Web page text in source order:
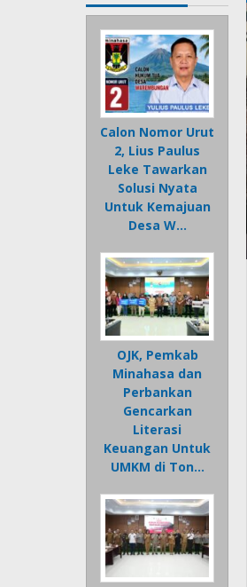
Calon Nomor Urut
2, Lius Paulus
Leke Tawarkan
Solusi Nyata
Untuk Kemajuan
Desa W…
OJK, Pemkab
Minahasa dan
Perbankan
Gencarkan
Literasi
Keuangan Untuk
UMKM di Ton…